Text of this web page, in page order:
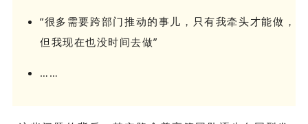
“很多需要跨部门推动的事儿，只有我牵头才能做，
但我现在也没时间去做”
……